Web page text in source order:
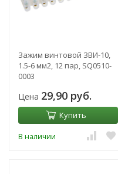
Зажим винтовой ЗВИ-10,
1.5-6 мм2, 12 пар, SQ0510-
0003
Цена 29,90 руб.
Купить
В наличии